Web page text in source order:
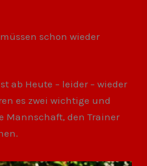
schon wieder
ab Heute – leider – wieder
es zwei wichtige und
Mannschaft, den Trainer